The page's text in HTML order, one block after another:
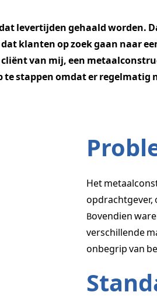
levertijden gehaald worden.
klanten op zoek gaan naar
van mij, een
te stappen omdat er regelmatig
Het
opdrachtgever,
Bovendien
verschillende
onbegrip van